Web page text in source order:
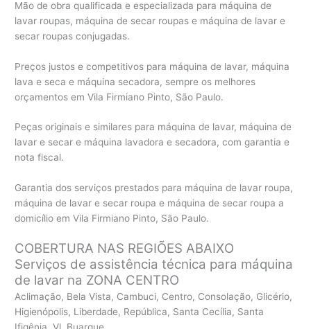
Mão de obra qualificada e especializada para máquina de
lavar roupas, máquina de secar roupas e máquina de lavar e
secar roupas conjugadas.
Preços justos e competitivos para máquina de lavar, máquina
lava e seca e máquina secadora, sempre os melhores
orçamentos em Vila Firmiano Pinto, São Paulo.
Peças originais e similares para máquina de lavar, máquina de
lavar e secar e máquina lavadora e secadora, com garantia e
nota fiscal.
Garantia dos serviços prestados para máquina de lavar roupa,
máquina de lavar e secar roupa e máquina de secar roupa a
domicílio em Vila Firmiano Pinto, São Paulo.
COBERTURA NAS REGIÕES ABAIXO
Serviços de assistência técnica para máquina
de lavar na ZONA CENTRO
Aclimação, Bela Vista, Cambuci, Centro, Consolação, Glicério,
Higienópolis, Liberdade, República, Santa Cecília, Santa